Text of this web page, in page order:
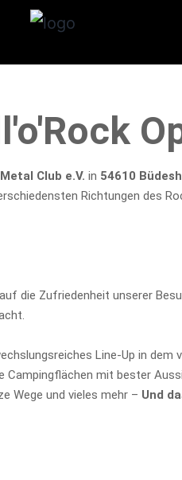
Club e.V. in 54610
Richtungen des
die Zufriedenheit unserer
Line-Up in
mit bester
Wege und vieles mehr – Und